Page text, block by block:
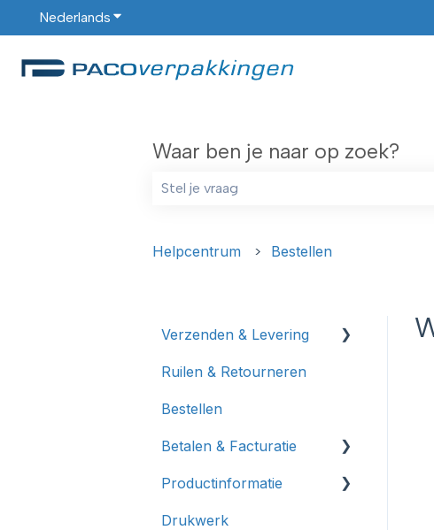
Nederlands Submenu tonen voor vertalingen
Waar ben je naar op zoek?
Helpcentrum Bestellen
Verzenden & Levering
Verzending
Levering & Tracking
Ruilen & Retourneren
Bestellen
Betalen & Facturatie
Betalen
Facturatie
Productinformatie
Productdetails &
Drukwerk